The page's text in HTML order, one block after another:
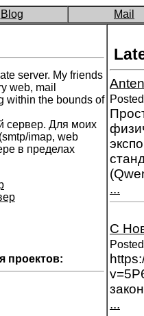
Blog Mail
server. My friends
web, mail
within the bounds of
сервер. Для моих
imap, web
в пределах
проектов:
...
С
...